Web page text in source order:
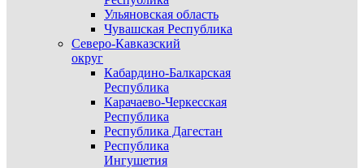
Ульяновская область
Чувашская Республика
Северо-Кавказский
округ
Кабардино-Балкарская
Республика
Карачаево-Черкесская
Республика
Республика Дагестан
Республика
Ингушетия